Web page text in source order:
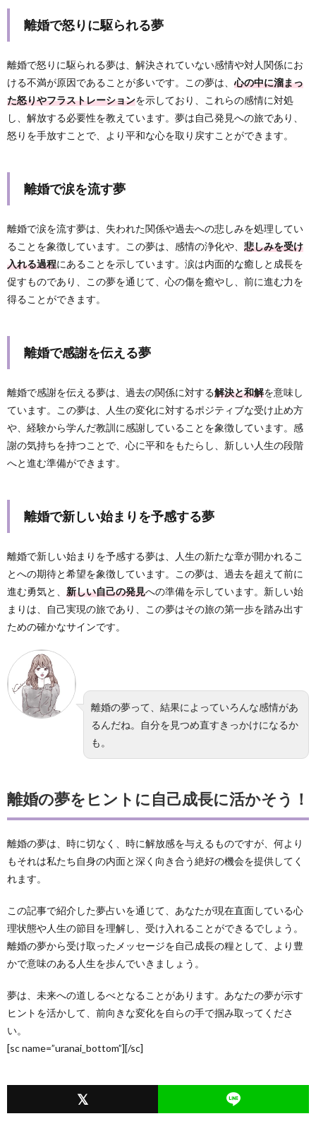
離婚で怒りに駆られる夢
離婚で怒りに駆られる夢は、解決されていない感情や対人関係にお
ける不満が原因であることが多いです。この夢は、 心の中に溜まっ
た怒りやフラストレーションを示しており、これらの感情に対処
し、解放する必要性を教えています。夢は自己発見への旅であり、
怒りを手放すことで、より平和な心を取り戻すことができます。
離婚で涙を流す夢
離婚で涙を流す夢は、失われた関係や過去への悲しみを処理してい
ることを象徴しています。この夢は、感情の浄化や、 悲しみを受け
入れる過程にあることを示しています。涙は内面的な癒しと成長を
促すものであり、この夢を通じて、心の傷を癒やし、前に進む力を
得ることができます。
離婚で感謝を伝える夢
離婚で感謝を伝える夢は、過去の関係に対する解決と和解を意味し
ています。この夢は、人生の変化に対するポジティブな受け止め方
や、経験から学んだ教訓に感謝していることを象徴しています。感
謝の気持ちを持つことで、心に平和をもたらし、新しい人生の段階
へと進む準備ができます。
離婚で新しい始まりを予感する夢
離婚で新しい始まりを予感する夢は、人生の新たな章が開かれるこ
とへの期待と希望を象徴しています。この夢は、過去を超えて前に
進む勇気と、 新しい自己の発見への準備を示しています。新しい始
まりは、自己実現の旅であり、この夢はその旅の第一歩を踏み出す
ための確かなサインです。
離婚の夢って、結果によっていろんな感情があ
るんだね。自分を見つめ直すきっかけになるか
も。
離婚の夢をヒントに自己成長に活かそう！
離婚の夢は、時に切なく、時に解放感を与えるものですが、何より
もそれは私たち自身の内面と深く向き合う絶好の機会を提供してく
れます。
この記事で紹介した夢占いを通じて、あなたが現在直面している心
理状態や人生の節目を理解し、受け入れることができるでしょう。
離婚の夢から受け取ったメッセージを自己成長の糧として、より豊
かで意味のある人生を歩んでいきましょう。
夢は、未来への道しるべとなることがあります。あなたの夢が示す
ヒントを活かして、前向きな変化を自らの手で掴み取ってくださ
い。
[sc name=”uranai_bottom”][/sc]